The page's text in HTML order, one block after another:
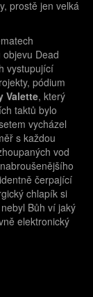
prostě jen velká
Dead
vystupující
pódium
Valette, který
taktů bylo
vycházel
s každou
vod
čerpající
chlapík si
Bůh ví jaký
elektronický